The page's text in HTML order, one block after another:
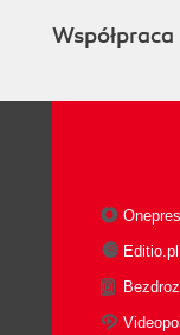
Współpraca
Editio.pl